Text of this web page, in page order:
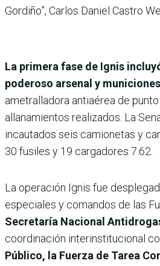
Gordiño”, Carlos Daniel Castro
La primera fase de Ignis
poderoso arsenal y municiones
ametralladora antiaérea de
allanamientos realizados. La
incautados seis camionetas y
30 fusiles y 19 cargadores 7.62.
La operación Ignis fue
especiales y comandos de las
Secretaría Nacional
coordinación interinstitucional
Público, la Fuerza de Tarea